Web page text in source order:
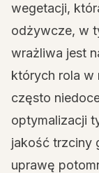
wegetacji,
odżywcze, w
wrażliwa jest
których rola w
często
optymalizacji
jakość trzciny
uprawę